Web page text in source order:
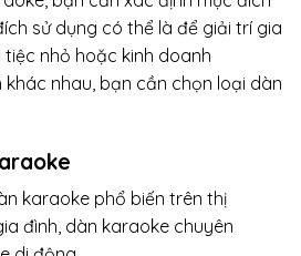
sử dụng có thể là để giải trí gia
nhỏ hoặc kinh doanh
nhau, bạn cần chọn loại dàn
karaoke phổ biến trên thị
đình, dàn karaoke chuyên